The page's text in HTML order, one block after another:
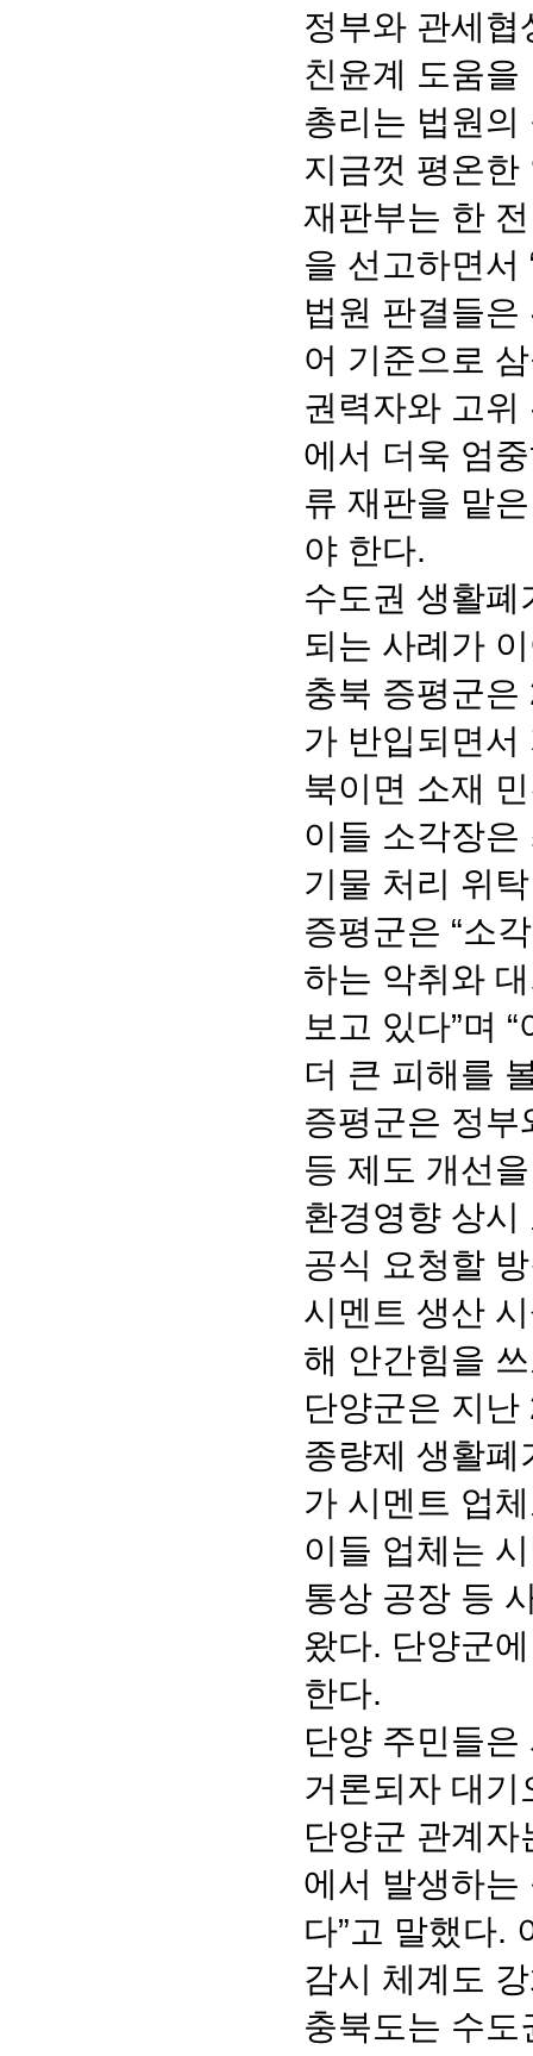
정부와 관세
친윤계 도움
총리는 법원
지금껏 평온한
재판부는 한
을 선고하면서
법원 판결들
어 기준으로
권력자와 고위
에서 더욱 엄
류 재판을 맡
야 한다.
수도권 생활
되는 사례가
충북 증평군은
가 반입되면서
북이면 소재
이들 소각장
기물 처리 위
증평군은 “소
하는 악취와
보고 있다”며
더 큰 피해를
증평군은 정
등 제도 개선
환경영향 상시
공식 요청할
시멘트 생산
해 안간힘을
단양군은 지난
종량제 생활폐
가 시멘트 업
이들 업체는
통상 공장 등
왔다. 단양군
한다.
단양 주민들
거론되자 대
단양군 관계
에서 발생하는
다”고 말했다.
감시 체계도
충북도는 수